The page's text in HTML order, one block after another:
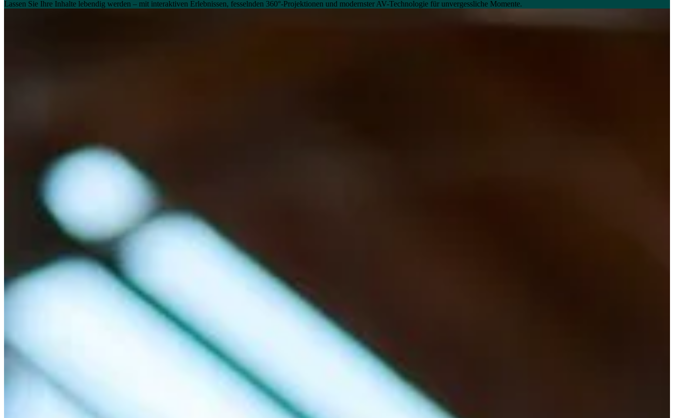
Lassen Sie Ihre Inhalte lebendig werden – mit interaktiven Erlebnissen, fesselnden 360°-Projektionen und modernster AV-Technologie für unvergessliche Momente.